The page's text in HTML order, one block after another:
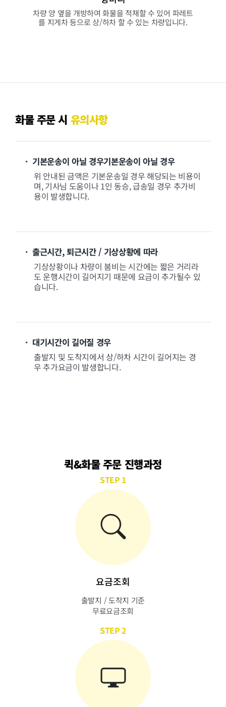
차량 양 옆을 개방하여 화물을 적재할 수 있어 파레트
를 지게차 등으로 상/하차 할 수 있는 차량입니다.
화물 주문 시 유의사항
· 기본운송이 아닐 경우기본운송이 아닐 경우
위 안내된 금액은 기본운송일 경우 해당되는 비용이
며, 기사님 도움이나 1인 동승, 급송일 경우 추가비
용이 발생합니다.
· 출근시간, 퇴근시간 / 기상상황에 따라
기상상황이나 차량이 붐비는 시간에는 짧은 거리라
도 운행시간이 길어지기 때문에 요금이 추가될수 있
습니다.
· 대기시간이 길어질 경우
출발지 및 도착지에서 상/하차 시간이 길어지는 경
우 추가요금이 발생합니다.
퀵&화물 주문 진행과정
STEP 1
요금조회
출발지 / 도착지 기준
무료요금조회
STEP 2